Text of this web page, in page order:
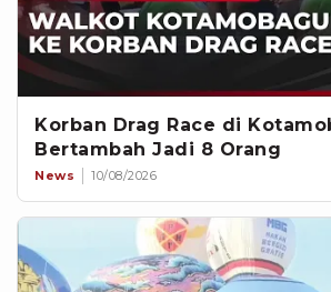
Korban Drag Race di
Bertambah Jadi 8 Orang
News 10/08/2026